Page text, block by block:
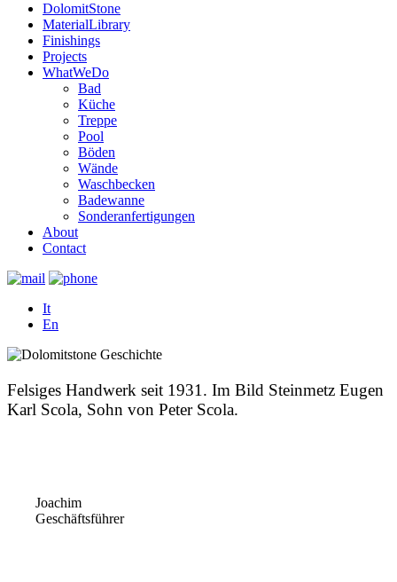
DolomitStone
MaterialLibrary
Finishings
Projects
WhatWeDo
Bad
Küche
Treppe
Pool
Böden
Wände
Waschbecken
Badewanne
Sonderanfertigungen
About
Contact
It
En
Felsiges Handwerk seit 1931. Im Bild Steinmetz Eugen
Karl Scola, Sohn von Peter Scola.
Joachim
Geschäftsführer